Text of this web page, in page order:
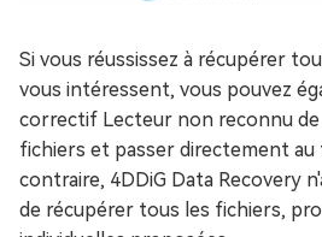
Si vous réussissez à récupérer
vous intéressent, vous pouvez
correctif Lecteur non reconnu
fichiers et passer directement au
contraire, 4DDiG Data Recovery
de récupérer tous les fichiers,